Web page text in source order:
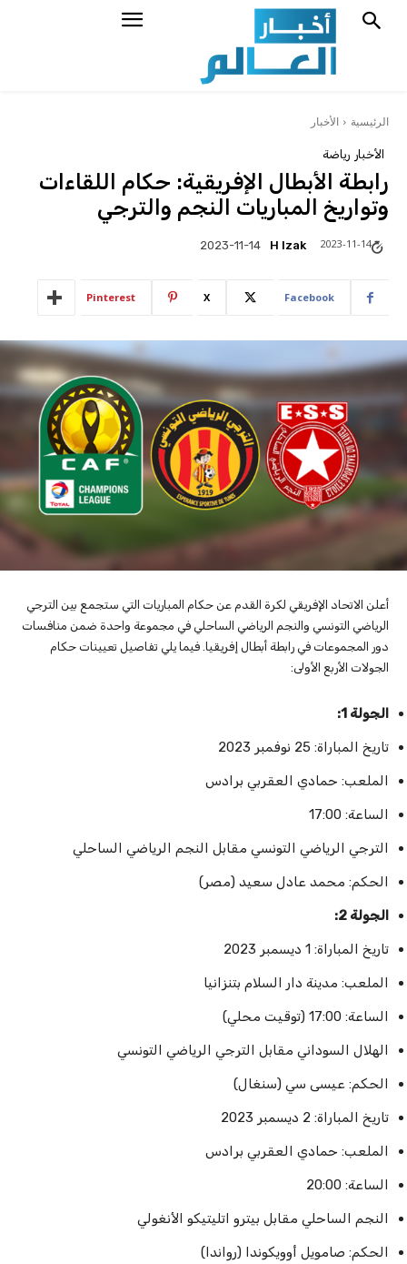
الرئيسية الأخبار
الأخبار رياضة
رابطة الأبطال الإفريقية: حكام اللقاءات
وتواريخ المباريات النجم والترجي
H Izak
2023-11-14 2023-11-14
Facebook
X
Pinterest
أعلن الاتحاد الإفريقي لكرة القدم عن حكام المباريات التي ستجمع بين الترجي
الرياضي التونسي والنجم الرياضي الساحلي في مجموعة واحدة ضمن منافسات
دور المجموعات في رابطة أبطال إفريقيا. فيما يلي تفاصيل تعيينات حكام
الجولات الأربع الأولى:
الجولة 1:
تاريخ المباراة: 25 نوفمبر 2023
الملعب: حمادي العقربي برادس
الساعة: 17:00
الترجي الرياضي التونسي مقابل النجم الرياضي الساحلي
الحكم: محمد عادل سعيد (مصر)
الجولة 2:
تاريخ المباراة: 1 ديسمبر 2023
الملعب: مدينة دار السلام بتنزانيا
الساعة: 17:00 (توقيت محلي)
الهلال السوداني مقابل الترجي الرياضي التونسي
الحكم: عيسى سي (سنغال)
تاريخ المباراة: 2 ديسمبر 2023
الملعب: حمادي العقربي برادس
الساعة: 20:00
النجم الساحلي مقابل بيترو اتليتيكو الأنغولي
الحكم: صامويل أوويكوندا (رواندا)